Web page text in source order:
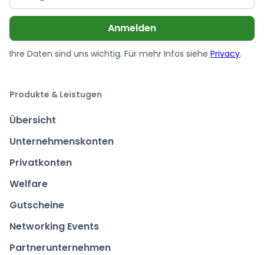
Ihre Daten sind uns wichtig. Für mehr Infos siehe Privacy.
Produkte & Leistugen
Übersicht
Unternehmenskonten
Privatkonten
Welfare
Gutscheine
Networking Events
Partnerunternehmen